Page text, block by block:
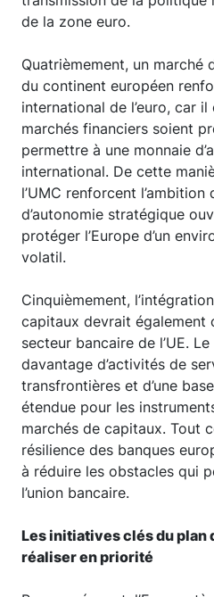
de la zone euro.
Quatrièmement, un marché
du continent européen
international de l’euro, car
marchés financiers soient
permettre à une monnaie
international. De cette
l’UMC renforcent l’ambition
d’autonomie stratégique
protéger l’Europe d’un
volatil.
Cinquièmement,
capitaux devrait également
secteur bancaire de l’UE.
davantage d’activités de
transfrontières et d’une
étendue pour les
marchés de capitaux. Tout
résilience des banques
à réduire les obstacles qui
l’union bancaire.
Les initiatives clés du plan
réaliser en priorité